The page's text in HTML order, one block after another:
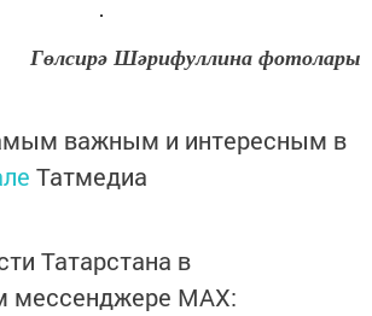
Гөлсирә Шәрифуллина фотолары
важным и интересным в
Татмедиа
Татарстана в
мессенджере MАХ: